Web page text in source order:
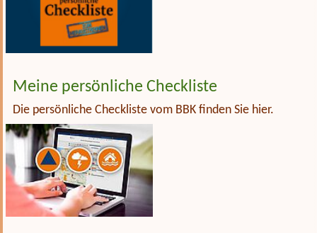
Meine persönliche Checkliste
Die persönliche Checkliste vom BBK finden Sie hier.